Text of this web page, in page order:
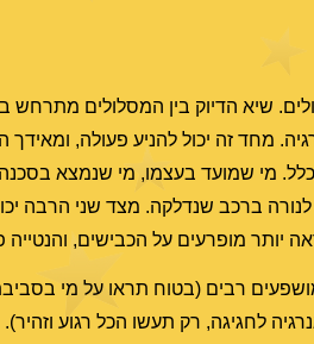
שיא הדיוק בין המסלולים
מחד זה יכול להניע פעולה,
מי שמועד בעצמו, מי שנמצא
לנורה ברכב שנדלקה. מצד שני הרבה
יותר מופרעים על הכבישים, והנטייה
רבים (בטוח תראו על מי
לחגיגה, רק תעשו הכל רגוע